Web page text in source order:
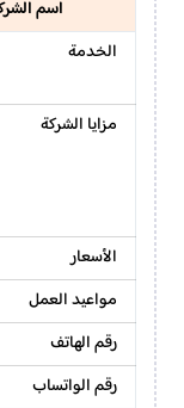
اسم
الخدمة
مزايا الشركة
الأسعار
مواعيد العمل
رقم الهاتف
رقم الواتساب